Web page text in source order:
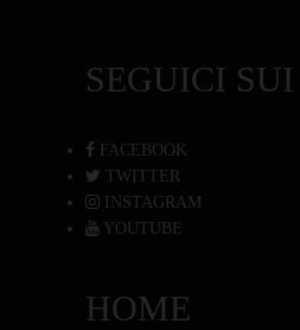
SEGUICI
FACEBOOK
TWITTER
INSTAGRAM
YOUTUBE
HOME